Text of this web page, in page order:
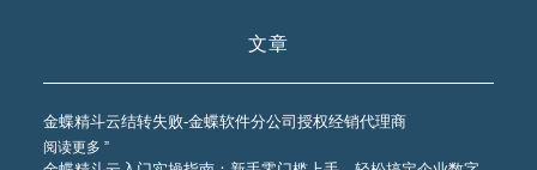
文章
金蝶精斗云结转失败-金蝶软件分公司授权经销代理商
阅读更多 ”